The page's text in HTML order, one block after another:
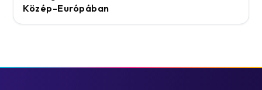
Közép-Európában